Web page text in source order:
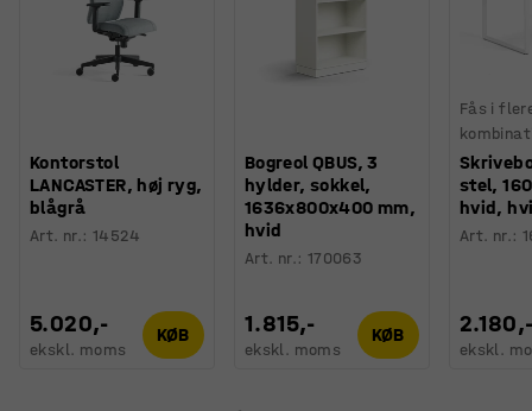
Kontorstol
LANCASTER, høj ryg,
blågrå
Art. nr.:14524
5.020,-
ekskl. moms
KØB
Bogreol QBUS, 3
hylder, sokkel,
1636x800x400 mm,
hvid
Art. nr.: 170063
1.815,-
ekskl. moms
KØB
Fås i
stel,
hvid,
Art. nr.:
ekskl.